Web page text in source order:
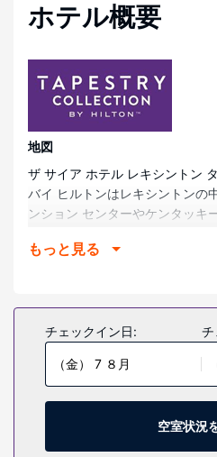
ホテル概要
地図
ザ サイア ホテル レキシントン
バイ ヒルトンはレキシントンの
ンション センターやケンタッキ
まで 13.3 km、レッドマイル競
全部で 42 室ある客室には冷蔵
ピロートップのベッドには、羽
わっています。客室ではWiFi (
専用バスルームには、バスアメ
ーが付いています。
もっと見る
チェックイン日:
（金） 7 ８月
チ
空室状況